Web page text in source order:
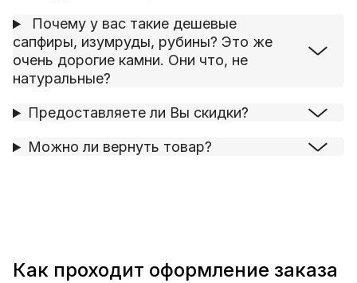
Почему у вас такие дешевые
сапфиры, изумруды, рубины? Это же
очень дорогие камни. Они что, не
натуральные?
Предоставляете ли Вы скидки?
Можно ли вернуть товар?
Как проходит оформление заказа